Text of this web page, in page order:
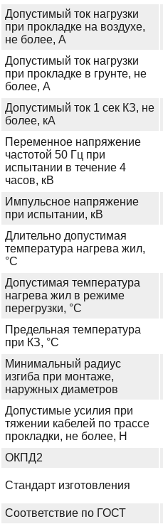
Допустимый ток нагрузки
при прокладке на воздухе,
не более, А
Допустимый ток нагрузки
при прокладке в грунте, не
более, А
Допустимый ток 1 сек КЗ, не
более, кА
Переменное напряжение
частотой 50 Гц при
испытании в течение 4
часов, кВ
Импульсное напряжение
при испытании, кВ
Длительно допустимая
температура нагрева жил,
°С
Допустимая температура
нагрева жил в режиме
перегрузки, °С
Предельная температура
при КЗ, °С
Минимальный радиус
изгиба при монтаже,
наружных диаметров
Допустимые усилия при
тяжении кабелей по трассе
прокладки, не более, Н
ОКПД2
Стандарт изготовления
Соответствие по ГОСТ